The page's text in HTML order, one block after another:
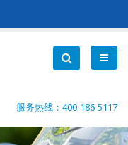
服务热线：400-186-5117